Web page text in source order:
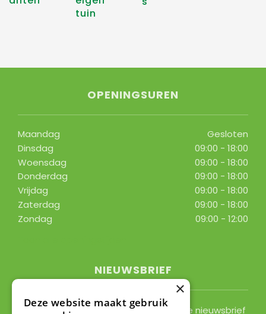
tuin
OPENINGSUREN
Maandag
Gesloten
Dinsdag
09:00 - 18:00
Woensdag
09:00 - 18:00
Donderdag
09:00 - 18:00
Vrijdag
09:00 - 18:00
Zaterdag
09:00 - 18:00
Zondag
09:00 - 12:00
NIEUWSBRIEF
Ontvang ongeveer 1x per 2 weken onze nieuwsbrief
×
Deze website maakt gebruik